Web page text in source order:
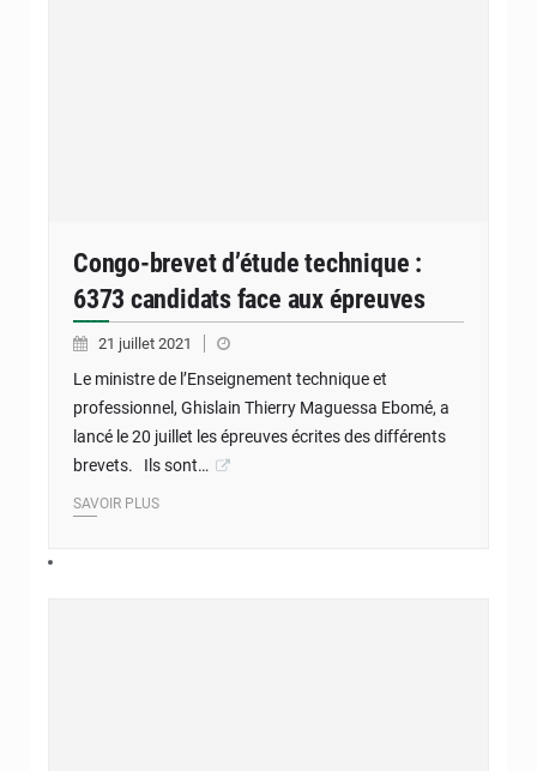
Congo-brevet d’étude technique :
6373 candidats face aux épreuves
21 juillet 2021
Le ministre de l’Enseignement technique et
professionnel, Ghislain Thierry Maguessa Ebomé, a
lancé le 20 juillet les épreuves écrites des différents
brevets. Ils sont…
SAVOIR PLUS